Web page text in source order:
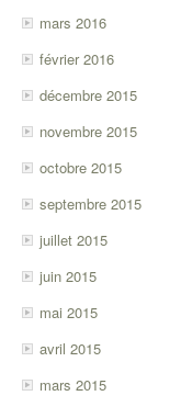
mars 2016
février 2016
décembre 2015
novembre 2015
octobre 2015
septembre 2015
juillet 2015
juin 2015
mai 2015
avril 2015
mars 2015